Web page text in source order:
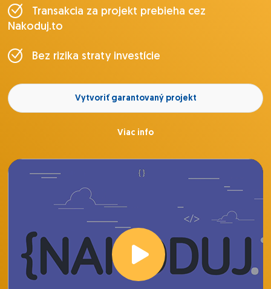
Transakcia za projekt prebieha cez
Nakoduj.to
Bez rizika straty investície
Vytvoriť garantovaný projekt
Viac info